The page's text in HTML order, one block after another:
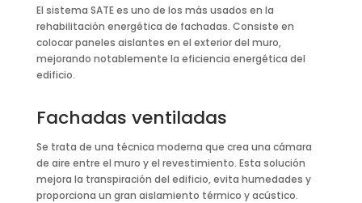
El sistema SATE es uno de los más usados en la
rehabilitación energética de fachadas. Consiste en
colocar paneles aislantes en el exterior del muro,
mejorando notablemente la eficiencia energética del
edificio.
Fachadas ventiladas
Se trata de una técnica moderna que crea una cámara
de aire entre el muro y el revestimiento. Esta solución
mejora la transpiración del edificio, evita humedades y
proporciona un gran aislamiento térmico y acústico.